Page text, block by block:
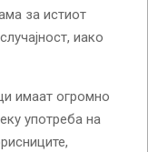
за истиот
иако
имаат огромно
употреба на